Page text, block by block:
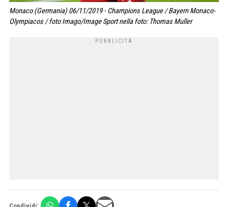
Monaco (Germania) 06/11/2019 - Champions League / Bayern Monaco-
Olympiacos / foto Imago/Image Sport nella foto: Thomas Muller